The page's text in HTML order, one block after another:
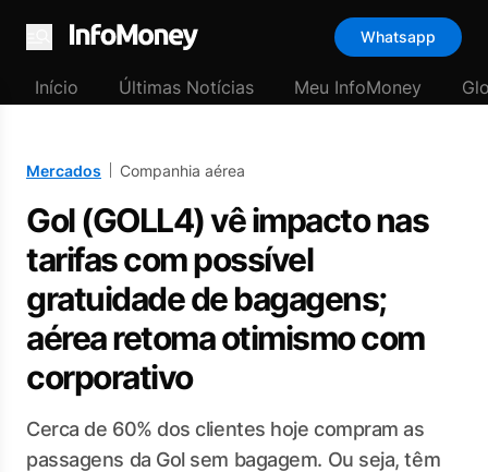
Menu
Whatsapp
Início Últimas Notícias Meu InfoMoney
Mercados Companhia aérea
Gol (GOLL4) vê impacto nas
tarifas com possível
gratuidade de bagagens;
aérea retoma otimismo com
corporativo
Cerca de 60% dos clientes hoje compram as
passagens da Gol sem bagagem. Ou seja, têm